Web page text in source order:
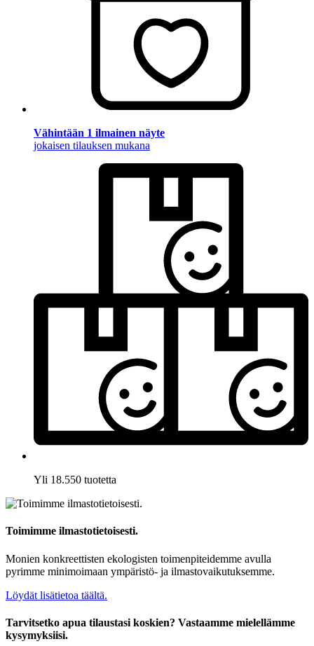
Vähintään 1 ilmainen näyte
jokaisen tilauksen mukana
Yli 18.550 tuotetta
Toimimme ilmastotietoisesti.
Monien konkreettisten ekologisten toimenpiteidemme avulla
pyrimme minimoimaan ympäristö- ja ilmastovaikutuksemme.
Löydät lisätietoa täältä.
Tarvitsetko apua tilaustasi koskien? Vastaamme mielellämme
kysymyksiisi.